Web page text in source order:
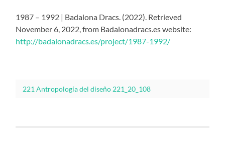
1987 – 1992 | Badalona Dracs. (2022). Retrieved
November 6, 2022, from Badalonadracs.es website:
http://badalonadracs.es/project/1987-1992/
221 Antropología del diseño 221_20_108